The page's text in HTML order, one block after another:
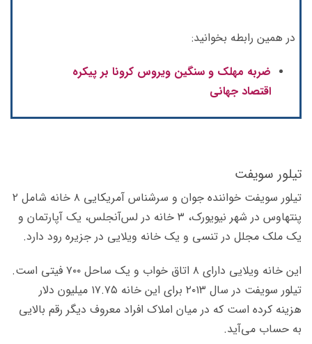
در همین رابطه بخوانید:
ضربه مهلک و سنگین ویروس کرونا بر پیکره
اقتصاد جهانی
تیلور سویفت
تیلور سویفت خواننده جوان و سرشناس آمریکایی ۸ خانه شامل ۲
پنت­هاوس در شهر نیویورک، ۳ خانه در لس‌­آنجلس، یک آپارتمان و
یک ملک مجلل در تنسی و یک خانه ویلایی در جزیره رود دارد.
این خانه ویلایی دارای ۸ اتاق خواب و یک ساحل ۷۰۰ فیتی است.
تیلور سویفت در سال ۲۰۱۳ برای این خانه ۱۷.۷۵ میلیون دلار
هزینه کرده است که در میان املاک افراد معروف دیگر رقم بالایی
به حساب می‌­آید.